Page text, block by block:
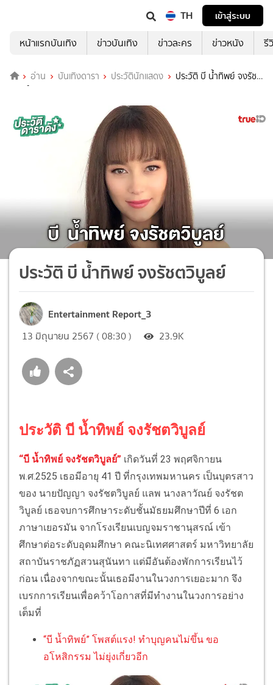
TH
เข้าสู่ระบบ
หน้าแรกบันเทิง
ข่าวบันเทิง ข่าวละคร ข่าวหนัง รี
อ่าน บันเทิงดารา ประวัตินักแสดง
ประวัติ บี น้ำทิพย์ จงรัชต
วิบูลย์
ประวัติ บี น้ำทิพย์ จงรัชตวิบูลย์
Entertainment Report_3
13 มิถุนายน 2567 ( 08:30 ) 23.9K
ประวัติ บี น้ำทิพย์ จงรัชตวิบูลย์
“บี น้ำทิพย์ จงรัชตวิบูลย์” เกิดวันที่ 23 พฤศจิกายน
พ.ศ.2525 เธอมีอายุ 41 ปี ที่กรุงเทพมหานคร เป็นบุตรสาว
ของ นายปัญญา จงรัชตวิบูลย์ แลพ นางลาวัณย์ จงรัชต
วิบูลย์ เธอจบการศึกษาระดับชั้นมัธยมศึกษาปีที่ 6 เอก
ภาษาเยอรมัน จากโรงเรียนเบญจมราชานุสรณ์ เข้า
ศึกษาต่อระดับอุดมศึกษา คณะนิเทศศาสตร์ มหาวิทยาลัย
สถาบันราชภัฏสวนสุนันทา แต่มีอันต้องพักการเรียนไว้
ก่อน เนื่องจากขณะนั้นเธอมีงานในวงการเยอะมาก จึง
เบรกการเรียนเพื่อคว้าโอกาสที่มีทำงานในวงการอย่าง
เต็มที่
“บี น้ำทิพย์” โพสต์แรง! ทำบุญคนไม่ขึ้น ขอ
อโหสิกรรม ไม่ยุ่งเกี่ยวอีก